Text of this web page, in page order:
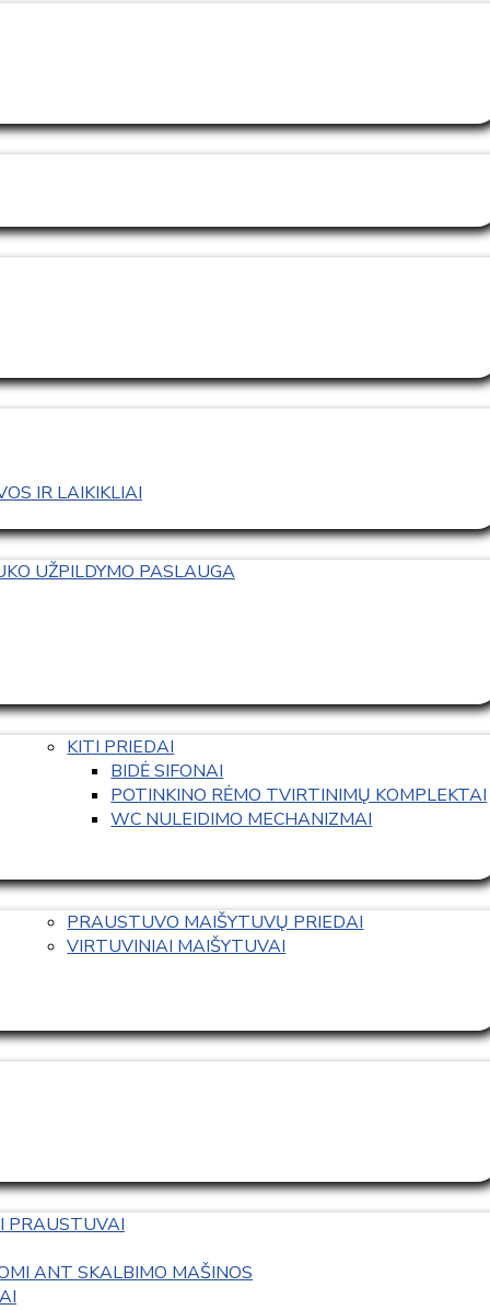
IR LAIKIKLIAI
UŽPILDYMO PASLAUGA
KITI PRIEDAI
BIDĖ SIFONAI
POTINKINO RĖMO TVIRTINIMŲ KOMPLEKTAI
WC NULEIDIMO MECHANIZMAI
PRAUSTUVO MAIŠYTUVŲ PRIEDAI
VIRTUVINIAI MAIŠYTUVAI
PRAUSTUVAI
ANT SKALBIMO MAŠINOS